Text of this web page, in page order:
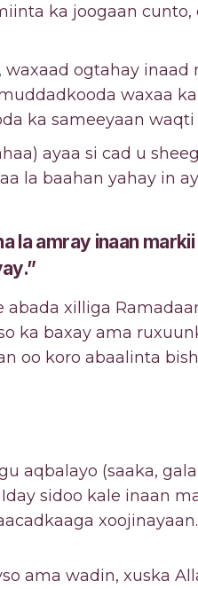
ka joogaan cunto,
ogtahay inaad
waxaa
ka sameeyaan
ayaa si cad u
la baahan yahay in
la amray inaan
xilliga
ka baxay ama
oo koro abaalinta
aqbalayo (saaka,
sidoo kale inaan
xoojinayaan.
ama wadin, xuska